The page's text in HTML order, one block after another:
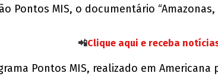
Pontos MIS, o documentário “Amazonas,
📲Clique aqui e receba
Pontos MIS, realizado em